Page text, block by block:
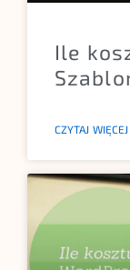
Ile
CZYTAJ